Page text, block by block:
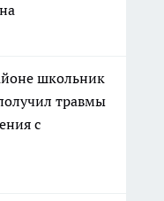
школьник
травмы
с